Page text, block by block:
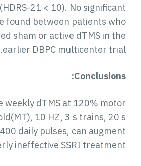
21 < 10). No significant
found between patients who
sham or active dTMS in the
earlier DBPC multicenter trial.
Conclusions:
weekly dTMS at 120% motor
10 HZ, 3 s trains, 20 s
daily pulses, can augment
ineffective SSRI treatment.